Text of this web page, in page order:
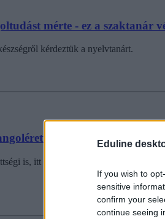
Eduline
If you wish to
sensitive
confirm your
continue seeing
mérte - ez a szaktanár
kérdeztük a nyelvtanárt.
szövegértés
is, itt vannak a szövegértés